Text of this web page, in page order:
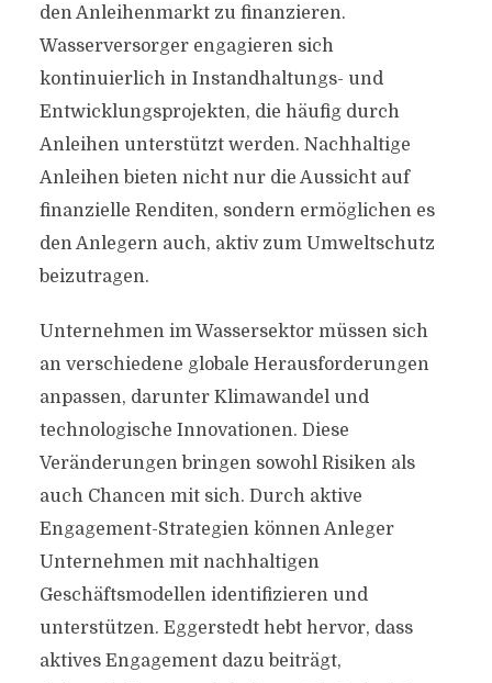
den Anleihenmarkt zu finanzieren.
Wasserversorger engagieren sich
kontinuierlich in Instandhaltungs- und
Entwicklungsprojekten, die häufig durch
Anleihen unterstützt werden. Nachhaltige
Anleihen bieten nicht nur die Aussicht auf
finanzielle Renditen, sondern ermöglichen es
den Anlegern auch, aktiv zum Umweltschutz
beizutragen.
Unternehmen im Wassersektor müssen sich
an verschiedene globale Herausforderungen
anpassen, darunter Klimawandel und
technologische Innovationen. Diese
Veränderungen bringen sowohl Risiken als
auch Chancen mit sich. Durch aktive
Engagement-Strategien können Anleger
Unternehmen mit nachhaltigen
Geschäftsmodellen identifizieren und
unterstützen. Eggerstedt hebt hervor, dass
aktives Engagement dazu beiträgt,